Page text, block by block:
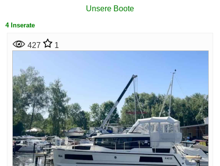
Unsere Boote
4 Inserate
427 1